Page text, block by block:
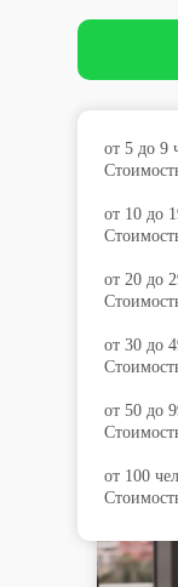
от 5 до 9
от 10 до
от 20 до
от 30 до
от 50 до
от 100